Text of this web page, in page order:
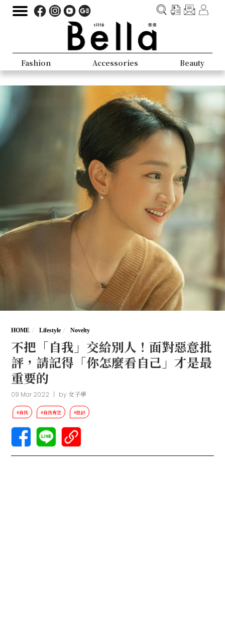
Fashion Accessories Beauty
HOME Lifestyle Novelty
不把「自我」交給別人！面對惡意批
評，請記得「你怎麼看自己」才是最
重要的
09 Mar 2022 | by 女子學
#自我 #自我肯定 #批評